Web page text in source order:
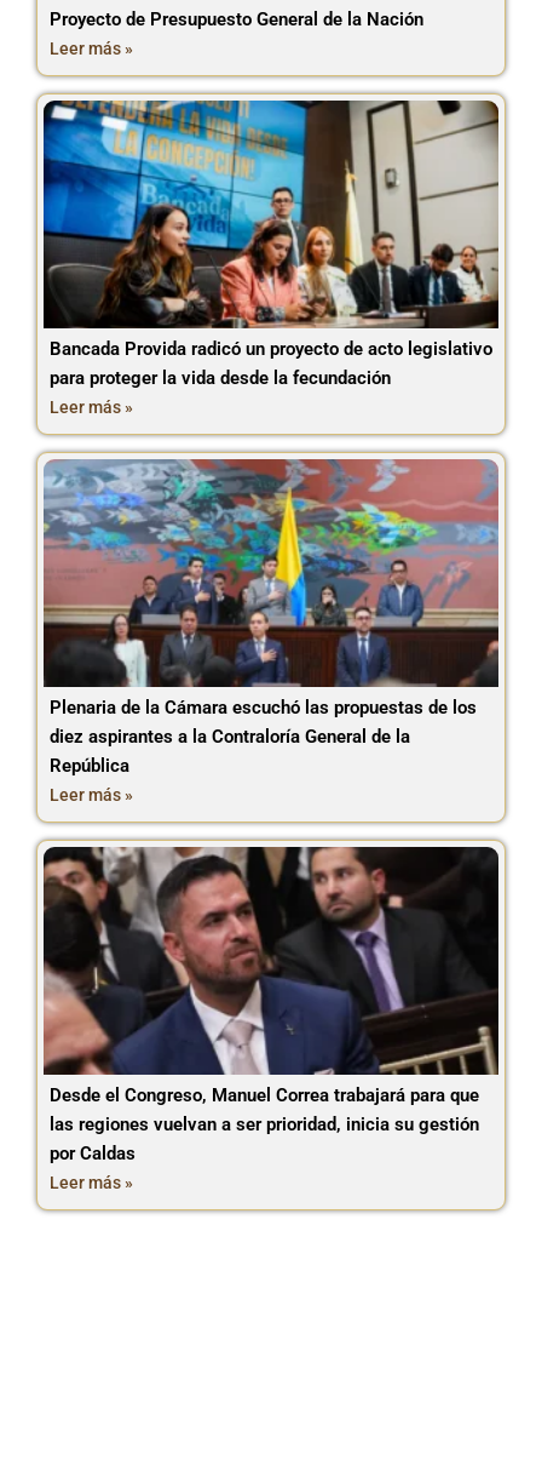
Proyecto de Presupuesto General de la Nación
Leer más »
Bancada Provida radicó un proyecto de acto legislativo
para proteger la vida desde la fecundación
Leer más »
Plenaria de la Cámara escuchó las propuestas de los
diez aspirantes a la Contraloría General de la
República
Leer más »
Desde el Congreso, Manuel Correa trabajará para que
las regiones vuelvan a ser prioridad, inicia su gestión
por Caldas
Leer más »